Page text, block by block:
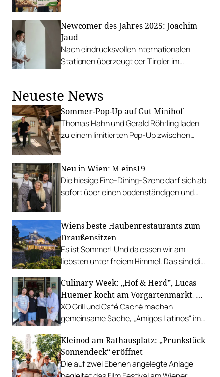
Newcomer des Jahres 2025: Joachim
Jaud
Nach eindrucksvollen internationalen
Stationen überzeugt der Tiroler im
Neueste News
Sommer-Pop-Up auf Gut Minihof
Thomas Hahn und Gerald Röhrling laden
zu einem limitierten Pop-Up zwischen
Neu in Wien: M.eins19
Die hiesige Fine-Dining-Szene darf sich ab
sofort über einen bodenständigen und
Wiens beste Haubenrestaurants zum
Draußensitzen
Es ist Sommer! Und da essen wir am
liebsten unter freiem Himmel. Das sind die
Gastgarten.
Culinary Week: „Hof & Herd”, Lucas
Huemer kocht am Vorgartenmarkt, …
XO Grill und Café Caché machen
gemeinsame Sache, „Amigos Latinos“ im
Richard Rauch kocht in der Riederalm
u.v.m.
Kleinod am Rathausplatz: „Prunkstück
Sonnendeck“ eröffnet
Die auf zwei Ebenen angelegte Anlage